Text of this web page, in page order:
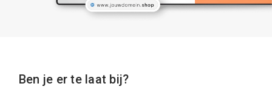
Ben je er te laat bij?